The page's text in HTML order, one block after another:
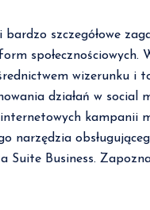
bardzo szczegółowe
wizerunku i
działań w social
kampanii
narzędzia
Suite Business.